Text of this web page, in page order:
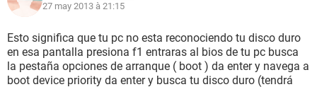
27 may 2013 à 21:15
Esto significa que tu pc no esta reconociendo tu disco duro
en esa pantalla presiona f1 entraras al bios de tu pc busca
la pestaña opciones de arranque ( boot ) da enter y navega a
boot device priority da enter y busca tu disco duro (tendrá